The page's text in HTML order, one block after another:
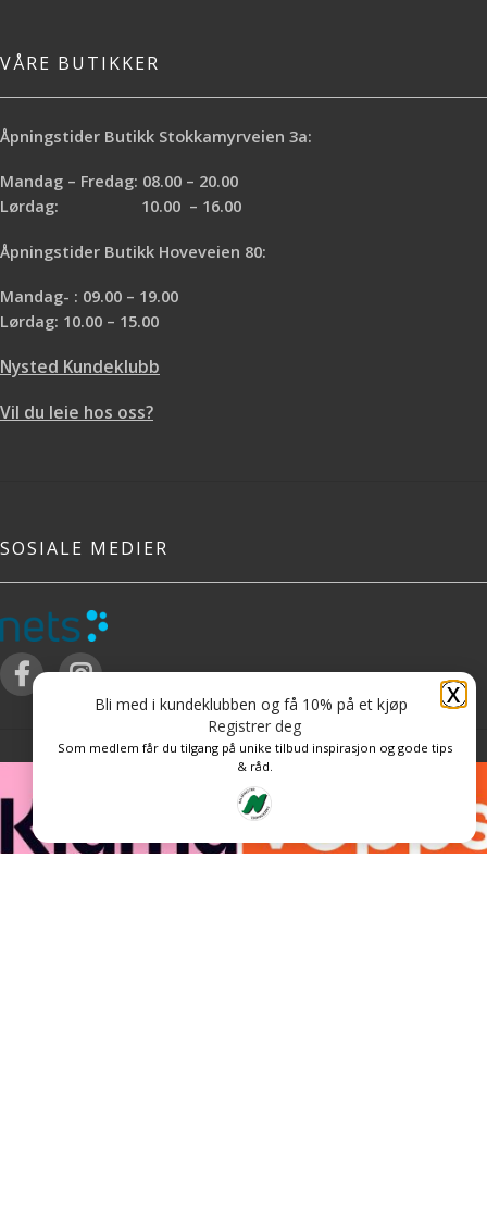
VÅRE BUTIKKER
Åpningstider Butikk Stokkamyrveien 3a:
Mandag – Fredag: 08.00 – 20.00
Lørdag: 10.00 – 16.00
Åpningstider Butikk Hoveveien 80:
Mandag- : 09.00 – 19.00
Lørdag: 10.00 – 15.00
Nysted Kundeklubb
Vil du leie hos oss?
SOSIALE MEDIER
X
Bli med i kundeklubben og få 10% på et kjøp
Registrer deg
Som medlem får du tilgang på unike tilbud inspirasjon og gode tips
& råd.